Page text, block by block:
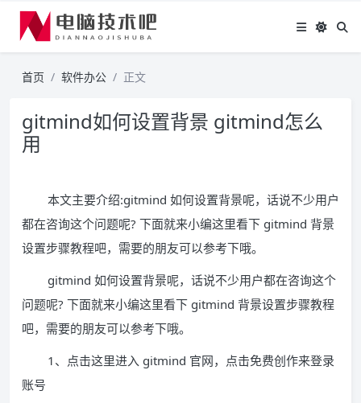
首页 软件办公 正文
gitmind如何设置背景 gitmind怎么
用
本文主要介绍:gitmind 如何设置背景呢，话说不少用户
都在咨询这个问题呢? 下面就来小编这里看下 gitmind 背景
设置步骤教程吧，需要的朋友可以参考下哦。
gitmind 如何设置背景呢，话说不少用户都在咨询这个
问题呢? 下面就来小编这里看下 gitmind 背景设置步骤教程
吧，需要的朋友可以参考下哦。
1、点击这里进入 gitmind 官网，点击免费创作来登录
账号